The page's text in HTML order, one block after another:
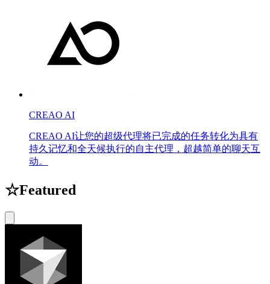
CREAO AI
CREAO AI让您的超级代理将已完成的任务转化为具有
持久记忆和全天候执行的自主代理，超越简单的聊天互
动。
☆Featured